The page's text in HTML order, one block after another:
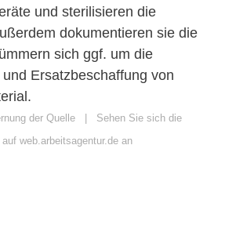
und sterilisieren die
dokumentieren sie die
sich ggf. um die
Ersatzbeschaffung von
der Quelle
Sehen Sie sich die
web.arbeitsagentur.de an